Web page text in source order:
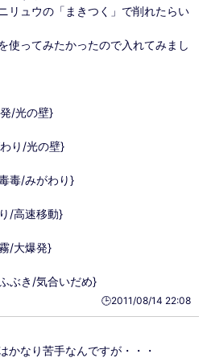
リュウの「まきつく」で削れたらい
使ってみたかったので入れてみまし
/光の壁}
り/光の壁}
毒/みがわり}
/高速移動}
/大爆発}
ぶき/気合いだめ}
🕒️2011/08/14 22:08
かなり苦手なんですが・・・